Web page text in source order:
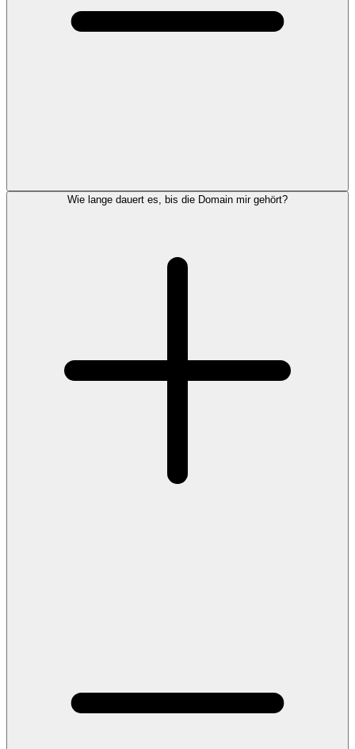
Wie lange dauert es, bis die Domain mir gehört?